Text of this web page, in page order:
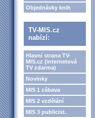
Objednávky knih
TV-MIS.cz
nabízí:
Hlavní strana TV-
MIS.cz (internetová
TV zdarma)
Novinky
MIS 1 zábava
MIS 2 vzdělání
MIS 3 publicist.